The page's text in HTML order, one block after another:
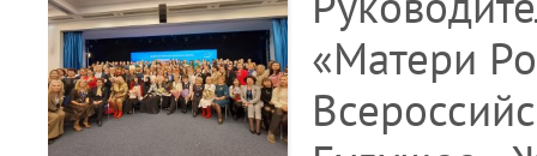
«Матери